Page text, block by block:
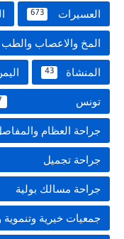
العسيرات 673
المخ والاعصاب
المنشاة 43
تونس
جراحة العظام
جراحة تجميل
جراحة مسالك بولية
جمعيات خيرية